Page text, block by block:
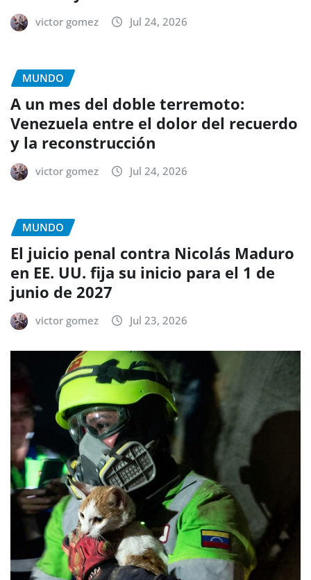
victor gomez Jul 24, 2026
MUNDO
A un mes del doble terremoto:
Venezuela entre el dolor del recuerdo
y la reconstrucción
victor gomez Jul 24, 2026
MUNDO
El juicio penal contra Nicolás Maduro
en EE. UU. fija su inicio para el 1 de
junio de 2027
victor gomez Jul 23, 2026